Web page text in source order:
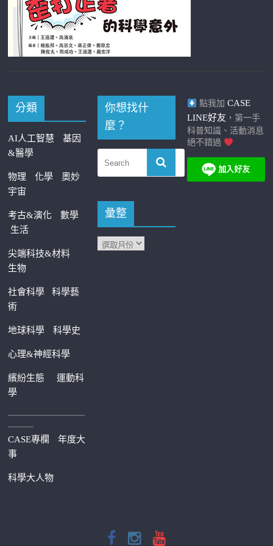
分類
AI人工智慧
基因
&醫學
物理 化學
奧妙
宇宙
考古&演化
數學
生活
尖端科技&材料
生物
社會科學科學藝
術
地球科學 科學史
心理&神經科學
繽紛生態運動科
學
—————————
———
CASE專欄
年度大
事
科學大人物
你想找什
麼？
彙整
點我加 CASE
LINE好友 ，第一手
科普知識、活動消息
絕不錯過